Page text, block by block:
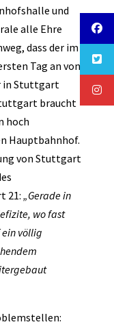
und
alle Ehre
dass der im
Tag an von
in Stuttgart
braucht
hoch
Hauptbahnhof.
von Stuttgart
21: „Gerade in
wo fast
völlig